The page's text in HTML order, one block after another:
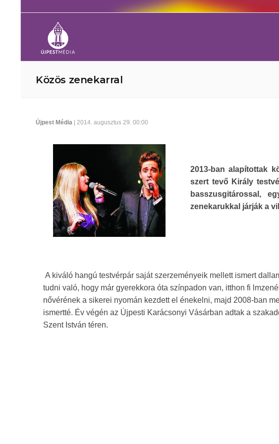
Közös zenekarral
Újpest Média | 2014. augusztus 29. 00:00
2013-ban alapítottak
szert tevő Király
basszusgitárossal,
zenekarukkal járják a
A kiváló hangú testvérpár saját szerzeményeik mellett ismert
tudni való, hogy már gyerekkora óta színpadon van, itthon fi
nővérének a sikerei nyomán kezdett el énekelni, majd 2008-ban
ismertté. Év végén az Újpesti Karácsonyi Vásárban adtak a
Szent István téren.